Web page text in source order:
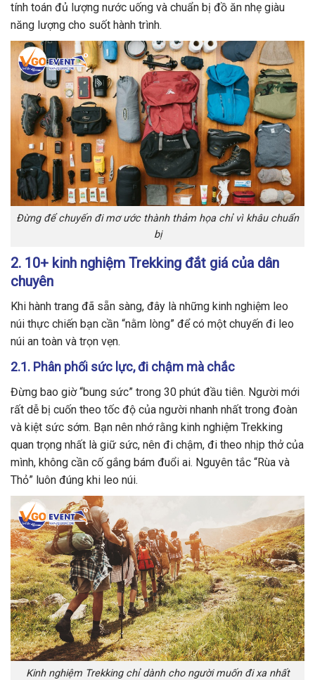
tính toán đủ lượng nước uống và chuẩn bị đồ ăn nhẹ giàu
năng lượng cho suốt hành trình.
Đừng để chuyến đi mơ ước thành thảm họa chỉ vì khâu chuẩn
bị
2. 10+ kinh nghiệm Trekking đắt giá của dân
chuyên
Khi hành trang đã sẵn sàng, đây là những kinh nghiệm leo
núi thực chiến bạn cần “nằm lòng” để có một chuyến đi leo
núi an toàn và trọn vẹn.
2.1. Phân phối sức lực, đi chậm mà chắc
Đừng bao giờ “bung sức” trong 30 phút đầu tiên. Người mới
rất dễ bị cuốn theo tốc độ của người nhanh nhất trong đoàn
và kiệt sức sớm. Bạn nên nhớ rằng kinh nghiệm Trekking
quan trọng nhất là giữ sức, nên đi chậm, đi theo nhịp thở của
mình, không cần cố gắng bám đuổi ai. Nguyên tắc “Rùa và
Thỏ” luôn đúng khi leo núi.
Kinh nghiệm Trekking chỉ dành cho người muốn đi xa nhất